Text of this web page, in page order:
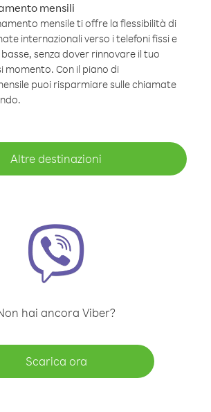
mensili
mensile ti offre la flessibilità di
internazionali verso i telefoni fissi e
senza dover rinnovare il tuo
momento. Con il piano di
puoi risparmiare sulle chiamate
Altre destinazioni
hai ancora Viber?
Scarica ora